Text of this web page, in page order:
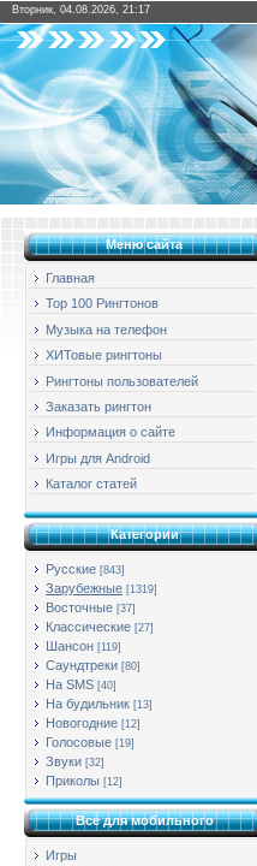
Вторник, 04.08.2026, 21:17
Меню сайта
Главная
Top 100 Рингтонов
Музыка на телефон
ХИТовые рингтоны
Рингтоны пользователей
Заказать рингтон
Информация о сайте
Игры для Android
Каталог статей
Категории
Русские [843]
Зарубежные [1319]
Восточные [37]
Классические [27]
Шансон [119]
Саундтреки [80]
На SMS [40]
На будильник [13]
Новогодние [12]
Голосовые [19]
Звуки [32]
Приколы [12]
Всё для мобильного
Игры